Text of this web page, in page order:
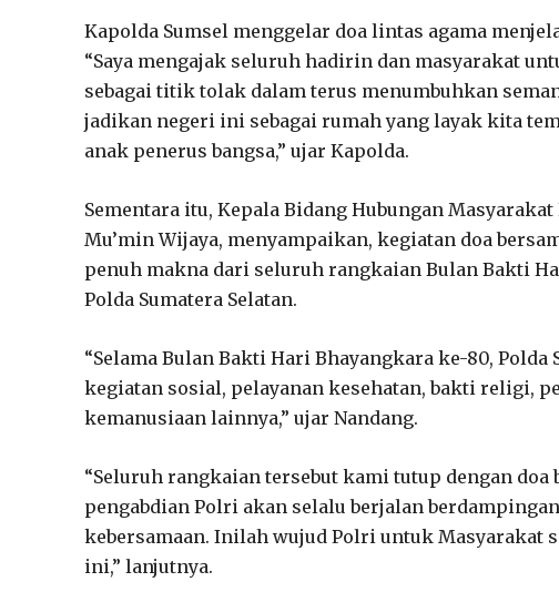
Kapolda Sumsel menggelar doa lintas agama
“Saya mengajak seluruh hadirin dan masyarakat
sebagai titik tolak dalam terus menumbuhkan
jadikan negeri ini sebagai rumah yang layak kita
anak penerus bangsa,” ujar Kapolda.
Sementara itu, Kepala Bidang Hubungan
Mu’min Wijaya, menyampaikan, kegiatan doa
penuh makna dari seluruh rangkaian Bulan Bakti
Polda Sumatera Selatan.
“Selama Bulan Bakti Hari Bhayangkara ke-80,
kegiatan sosial, pelayanan kesehatan, bakti religi,
kemanusiaan lainnya,” ujar Nandang.
“Seluruh rangkaian tersebut kami tutup dengan doa
pengabdian Polri akan selalu berjalan
kebersamaan. Inilah wujud Polri untuk Masyarakat
ini,” lanjutnya.